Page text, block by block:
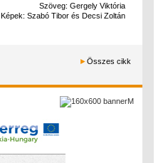
Szöveg: Gergely Viktória
Képek: Szabó Tibor és Decsi Zoltán
►Összes cikk